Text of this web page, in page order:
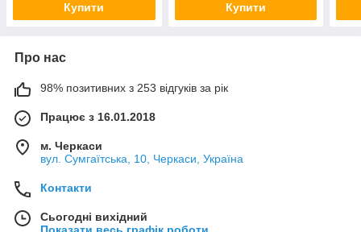
Купити Купити
Про нас
98% позитивних з 253 відгуків за рік
Працює з 16.01.2018
м. Черкаси
вул. Сумгаїтська, 10, Черкаси, Україна
Контакти
Сьогодні вихідний